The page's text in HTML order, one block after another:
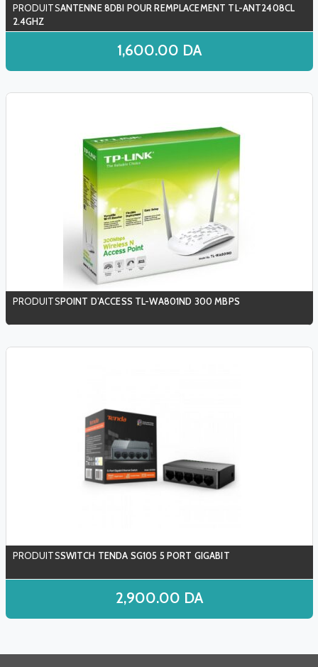
ANTENNE 8DBI POUR REMPLACEMENT TL-ANT2408CL
2.4GHZ
1,600.00 DA
POINT D’ACCESS TL-WA801ND 300 MBPS
SWITCH TENDA SG105 5 PORT GIGABIT
2,900.00 DA